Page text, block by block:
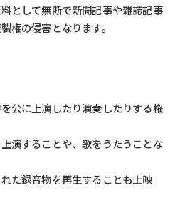
として無断で新聞記事や雑誌記事
権の侵害となります。
公に上演したり演奏したりする権
演することや、歌をうたうことな
た録音物を再生することも上映